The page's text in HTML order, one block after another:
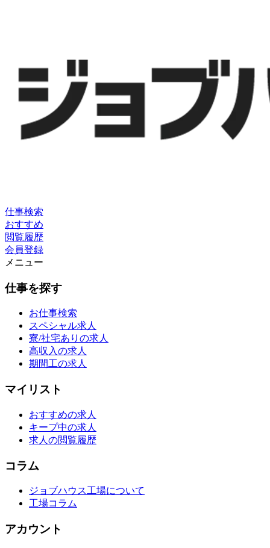
仕事検索
おすすめ
閲覧履歴
会員登録
メニュー
仕事を探す
お仕事検索
スペシャル求人
寮/社宅ありの求人
高収入の求人
期間工の求人
マイリスト
おすすめの求人
キープ中の求人
求人の閲覧履歴
コラム
ジョブハウス工場について
工場コラム
アカウント